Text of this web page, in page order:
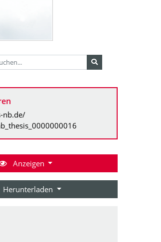
nb.de/
Anzeigen
Herunterladen